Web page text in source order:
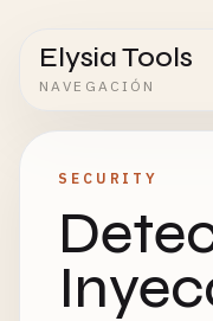
Elysia Tools
NAVEGACIÓN
SECURITY